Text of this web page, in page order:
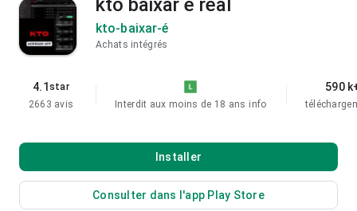
kto baixar é real
kto-baixar-é
Achats intégrés
4.1 star
2663 avis
Interdit aux moins de 18 ans info
590
Installer
Consulter dans l'app Play Store